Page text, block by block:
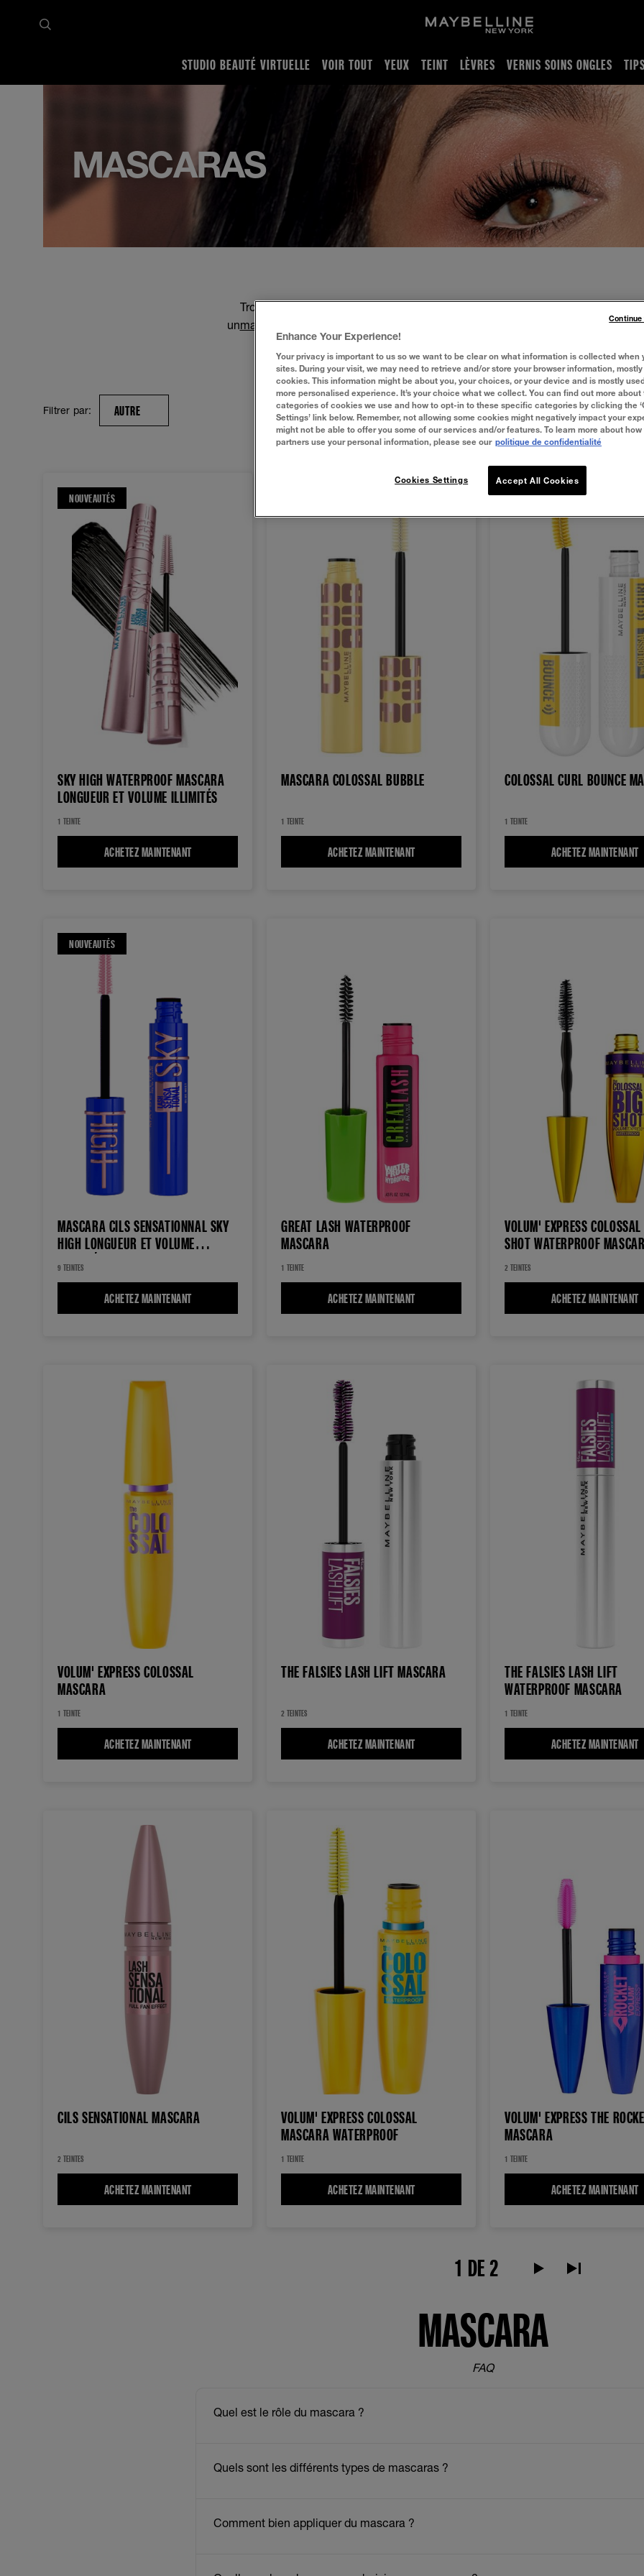
STUDIO BEAUTÉ VIRTUELLE VOIR TOUT YEUX TEINT LÈVRES VERNIS SOINS ONGLES
MASCARAS
Trouvez le look parfait pour vos cils avec les meilleurs mascaras de
unmascara recourbant , un
unmascara transparent, il existe une marque iconique faite pour toi :
Filtrer par: AUTRE
NOUVEAUTÉS
SKY HIGH WATERPROOF MASCARA
LONGUEUR ET VOLUME ILLIMITÉS
1 TEINTE
ACHETEZ MAINTENANT SKY HIGH WATERPROOF MASCARA LONGUEUR ET VOLUME ILLIMITÉS
MASCARA COLOSSAL BUBBLE
1 TEINTE
ACHETEZ MAINTENANT
NOUVEAUTÉS
COLOSSAL CURL BOUNCE
1 TEINTE
ACHETEZ MAINTENANT
NOUVEAUTÉS
MASCARA CILS SENSATIONNAL SKY
HIGH LONGUEUR ET VOLUME
ILLIMITÉS
9 TEINTES
ACHETEZ MAINTENANT MASCARA CILS SENSATIONNAL SKY HIGH LONGUEUR ET VOLUME ILLIMITÉS
GREAT LASH WATERPROOF
MASCARA
1 TEINTE
ACHETEZ MAINTENANT GREAT LASH WATERPROOF MASCARA
VOLUM' EXPRESS
SHOT WATERPROOF
2 TEINTES
ACHETEZ MAINTENANT
VOLUM' EXPRESS COLOSSAL
MASCARA
1 TEINTE
ACHETEZ MAINTENANT VOLUM' EXPRESS COLOSSAL MASCARA
THE FALSIES LASH LIFT MASCARA
2 TEINTES
ACHETEZ MAINTENANT
THE FALSIES LASH LIFT
WATERPROOF MASCARA
1 TEINTE
ACHETEZ MAINTENANT
CILS SENSATIONAL MASCARA
2 TEINTES
ACHETEZ MAINTENANT
VOLUM' EXPRESS COLOSSAL
MASCARA WATERPROOF
1 TEINTE
ACHETEZ MAINTENANT VOLUM' EXPRESS COLOSSAL MASCARA WATERPROOF
VOLUM' EXPRESS THE
MASCARA
1 TEINTE
ACHETEZ MAINTENANT
1 DE 2 Page suivante (texte
Dernière page
MASCARA
FAQ
Quel est le rôle du mascara ?
Quels sont les différents types de mascaras ?
Comment bien appliquer du mascara ?
Enhance Your Experience!
Your privacy is important to us so we want to be clear on what information is collected when
sites. During your visit, we may need to retrieve and/or store your browser information,
cookies. This information might be about you, your choices, or your device and is mostly
more personalised experience. It’s your choice what we collect. You can find out more
categories of cookies we use and how to opt-in to these specific categories by clicking the
Settings’ link below. Remember, not allowing some cookies might negatively impact your
might not be able to offer you some of our services and/or features. To learn more about how
partners use your personal information, please see our politique de confidentialité
Accept All Cookies
Cookies Settings